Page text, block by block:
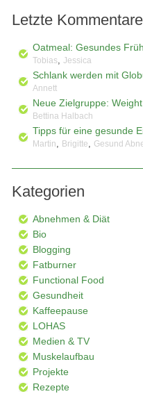
Letzte Kommentare
Oatmeal: Gesundes
Tobias, Jessica
Schlank werden mit
Annett
Neue Zielgruppe:
Bettina Halbach
Tipps für eine gesunde
Martin, Brigitte, Gesund
Kategorien
Abnehmen & Diät
Bio
Blogging
Fatburner
Functional Food
Gesundheit
Kaffeepause
LOHAS
Medien & TV
Muskelaufbau
Projekte
Rezepte